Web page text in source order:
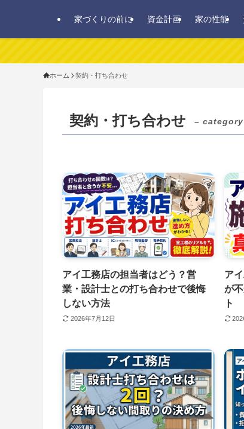
家づくりの前に 資金計画 家の性能
ホーム 契約・打ち合わせ
契約・打ち合わせ –
アイ工務店の担当者はどう？営
業・設計士との打ち合わせで後悔
しない方法
2026年7月12日
ア
が
ト